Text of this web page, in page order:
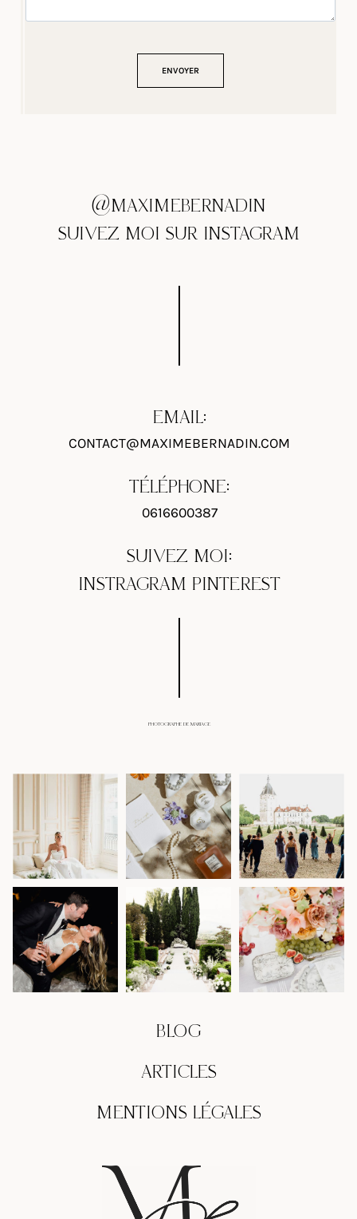
@MAXIMEBERNADIN
SUIVEZ MOI SUR INSTAGRAM
EMAIL:
CONTACT@MAXIMEBERNADIN.COM
TÉLÉPHONE:
0616600387
SUIVEZ MOI:
INSTRAGRAM PINTEREST
PHOTOGRAPHE DE MARIAGE
BLOG
ARTICLES
MENTIONS LÉGALES